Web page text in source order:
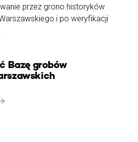
przez grono historyków
i po weryfikacji
Bazę grobów